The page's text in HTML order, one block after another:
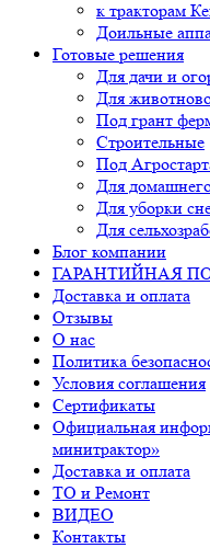
к тракторам
Доильные
Готовые решения
Для дачи и
Для
Под грант
Строительные
Под
Для
Для уборки
Для
Блог компании
ГАРАНТИЙНАЯ
Доставка и оплата
Отзывы
О нас
Политика
Условия соглашения
Сертификаты
Официальная
минитрактор»
Доставка и оплата
ТО и Ремонт
ВИДЕО
Контакты